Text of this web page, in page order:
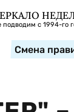
подводим с 1994-го
Смена